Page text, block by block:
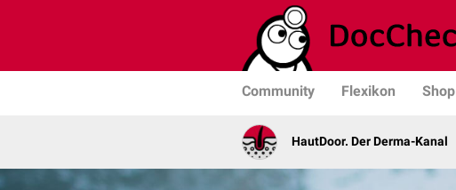
Community Flexikon Shop
HautDoor. Der Derma-Kanal